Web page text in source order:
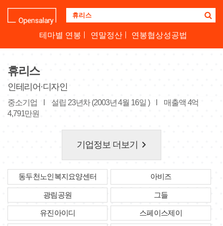
업
명
세
요
테마별 연봉 연말정산 연봉협상성공법
휴리스
인테리어·디자인
중소기업 설립 23년차 (2003년 4월 16일 )
매출액 4억
4,791만원
기업정보 더보기 keyboard_arrow_right
동두천노인복지요양센터 아비즈
광림공원 그들
유진아이디 스페이스제이